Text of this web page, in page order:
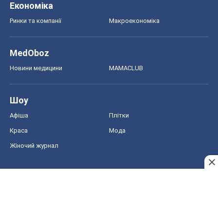
Економіка
Ринки та компанії Макроекономіка
MedOboz
Новини медицини MAMACLUB
Шоу
Афіша Плітки
Краса Мода
Жіночий журнал